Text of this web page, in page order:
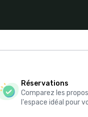
Réservations
Comparez les
l'espace idéal pour